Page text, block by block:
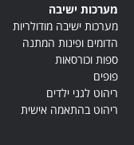
מערכות ישיבה
מערכות ישיבה מודולריות
הדומים ופינות המתנה
ספות וכורסאות
פופים
ריהוט לגני ילדים
ריהוט בהתאמה אישית